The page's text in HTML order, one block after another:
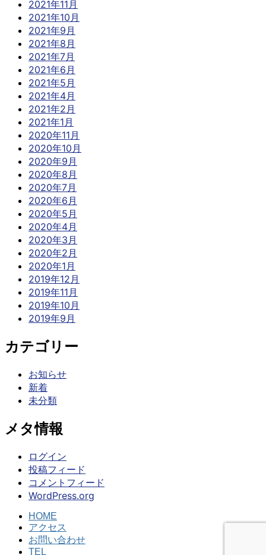
2021年11月
2021年10月
2021年9月
2021年8月
2021年7月
2021年6月
2021年5月
2021年4月
2021年2月
2021年1月
2020年11月
2020年10月
2020年9月
2020年8月
2020年7月
2020年6月
2020年5月
2020年4月
2020年3月
2020年2月
2020年1月
2019年12月
2019年11月
2019年10月
2019年9月
カテゴリー
お知らせ
新着
未分類
メタ情報
ログイン
投稿フィード
コメントフィード
WordPress.org
HOME
アクセス
お問い合わせ
TEL